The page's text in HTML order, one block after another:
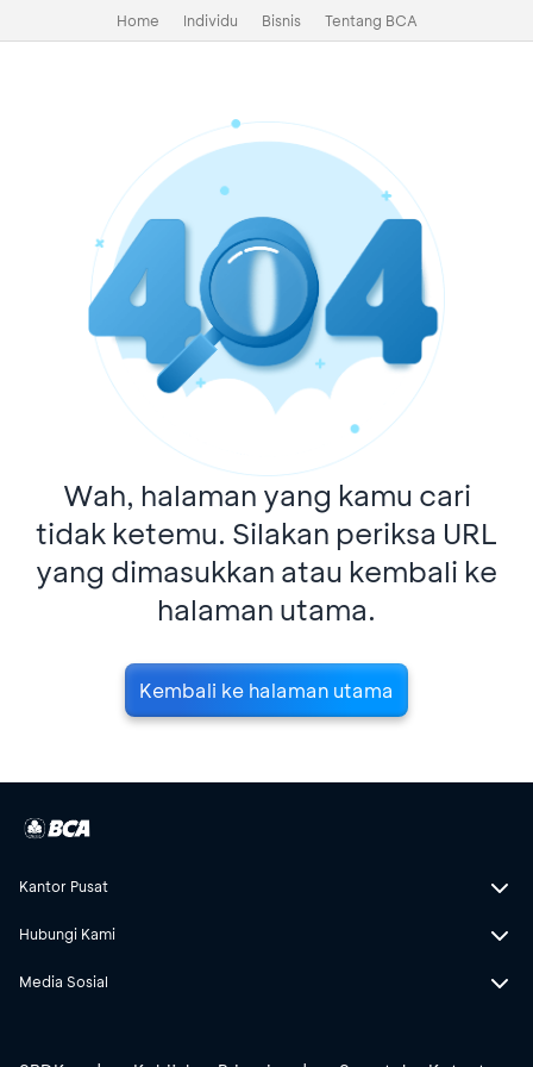
Home Individu Bisnis Tentang BCA
Wah, halaman yang kamu cari
tidak ketemu. Silakan periksa URL
yang dimasukkan atau kembali ke
halaman utama.
Kembali ke halaman utama
Kantor Pusat
Hubungi Kami
Media Sosial